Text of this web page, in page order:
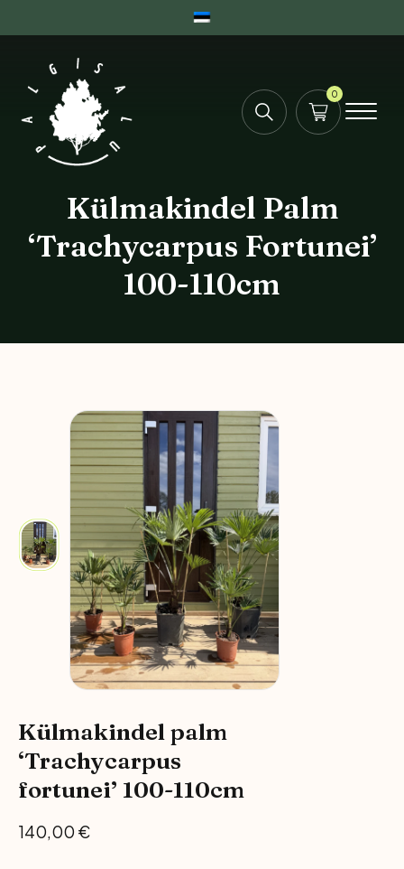
0
Külmakindel Palm
‘Trachycarpus Fortunei’
100-110cm
Külmakindel palm
‘Trachycarpus
fortunei’ 100-110cm
140,00 €